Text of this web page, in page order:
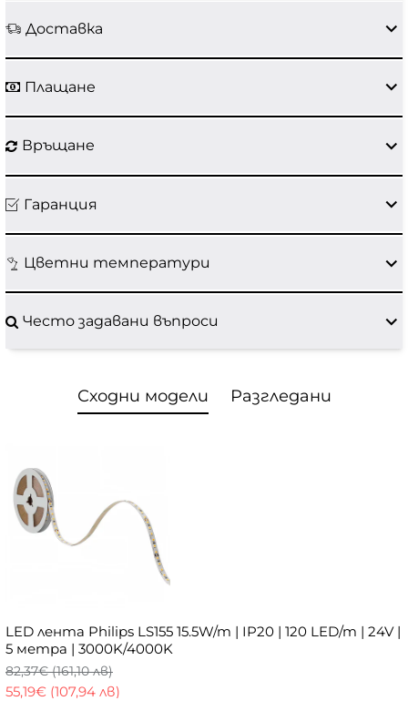
Доставка
Плащане
Връщане
Гаранция
Цветни температури
Често задавани въпроси
Сходни модели Разгледани
LED лента Philips LS155 15.5W/m | IP20 | 120 LED/m | 24V |
5 метра | 3000K/4000K
55,19€ (107,94 лв)
82,37€ (161,10 лв)